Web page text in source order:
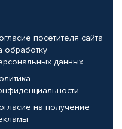
посетителя сайта
обработку
данных
на получение